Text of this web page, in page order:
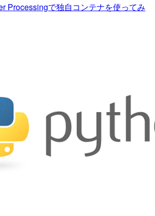
Processingで独自コンテナを使ってみ